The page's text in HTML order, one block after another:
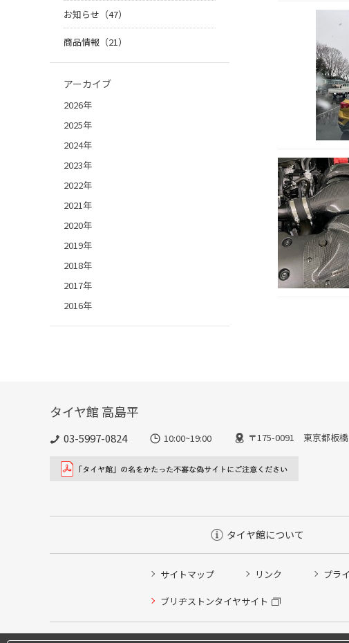
お知らせ（47）
商品情報（21）
アーカイブ
2026年
2025年
2024年
2023年
2022年
2021年
2020年
2019年
2018年
2017年
2016年
タイヤ館 高島平
03-5997-0824 10:00~19:00 〒175-0091 東京都板
タイヤ館について
サイトマップ リンク プラ
ブリヂストンタイヤサイト
タイヤ点検・安全点検/タイヤ履き替え/オイル交換/その他ピット作